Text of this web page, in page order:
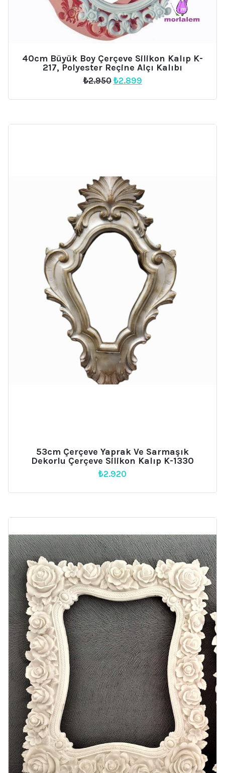
40cm Büyük Boy Çerçeve Silikon Kalıp K-
217, Polyester Reçine Alçı Kalıbı
₺2.950 Orijinal
₺2.950.
₺2.899Şu
fiyat:
53cm Çerçeve Yaprak Ve Sarmaşık
Dekorlu Çerçeve Silikon Kalıp K-1330
₺2.920